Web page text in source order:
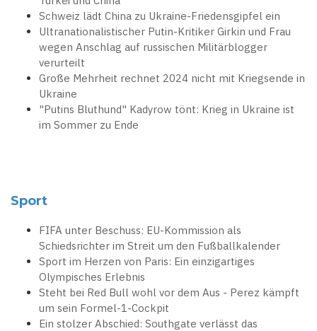
Schweiz lädt China zu Ukraine-Friedensgipfel ein
Ultranationalistischer Putin-Kritiker Girkin und Frau
wegen Anschlag auf russischen Militärblogger
verurteilt
Große Mehrheit rechnet 2024 nicht mit Kriegsende in
Ukraine
"Putins Bluthund" Kadyrow tönt: Krieg in Ukraine ist
im Sommer zu Ende
Sport
FIFA unter Beschuss: EU-Kommission als
Schiedsrichter im Streit um den Fußballkalender
Sport im Herzen von Paris: Ein einzigartiges
Olympisches Erlebnis
Steht bei Red Bull wohl vor dem Aus - Perez kämpft
um sein Formel-1-Cockpit
Ein stolzer Abschied: Southgate verlässt das